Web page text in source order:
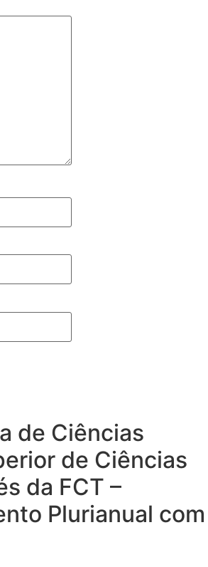
de Ciências
de Ciências
da FCT –
Plurianual com